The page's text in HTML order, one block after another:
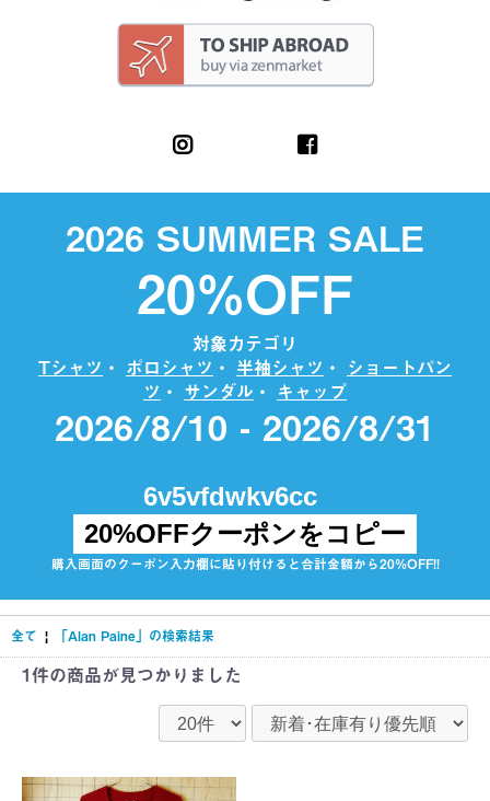
2026 SUMMER SALE
20%OFF
対象カテゴリ
Tシャツ ・ ポロシャツ ・ 半袖シャツ ・
ショートパン
ツ ・ サンダル ・ キャップ
2026/8/10 - 2026/8/31
20%OFFクーポンをコピー
購入画面のクーポン入力欄に貼り付けると合計金額から20%OFF!!
全て | 「Alan Paine」の検索結果
1件の商品が見つかりました